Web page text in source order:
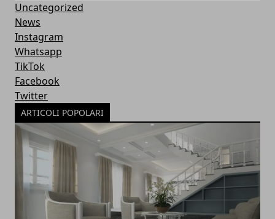
Uncategorized
News
Instagram
Whatsapp
TikTok
Facebook
Twitter
ARTICOLI POPOLARI